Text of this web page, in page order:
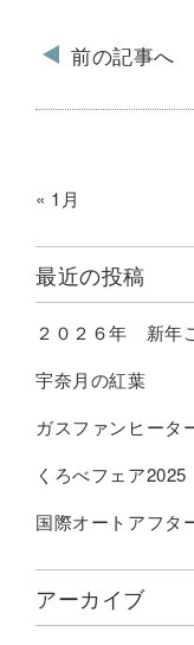
前の記事へ
« 1月
最近の投稿
２０２６年 新年
宇奈月の紅葉
ガスファンヒータ
くろべフェア2025
国際オートアフタ
アーカイブ